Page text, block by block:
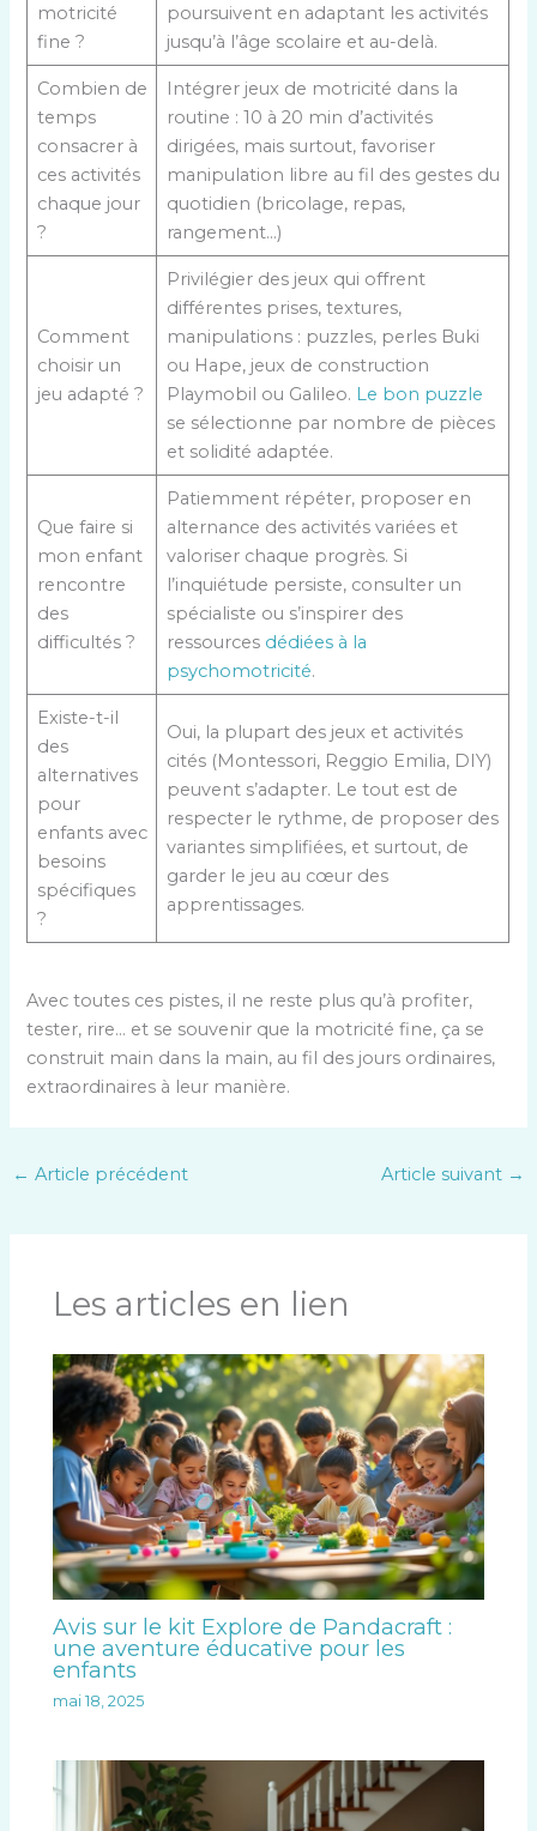
motricité
fine ?
poursuivent en adaptant les activités
jusqu’à l’âge scolaire et au-delà.
Combien de
temps
consacrer à
ces activités
chaque jour
?
Intégrer jeux de motricité dans la
routine : 10 à 20 min d’activités
dirigées, mais surtout, favoriser
manipulation libre au fil des gestes du
quotidien (bricolage, repas,
rangement…)
Comment
choisir un
jeu adapté ?
Privilégier des jeux qui offrent
différentes prises, textures,
manipulations : puzzles, perles Buki
ou Hape, jeux de construction
Playmobil ou Galileo. Le bon puzzle
se sélectionne par nombre de pièces
et solidité adaptée.
Que faire si
mon enfant
rencontre
des
difficultés ?
Patiemment répéter, proposer en
alternance des activités variées et
valoriser chaque progrès. Si
l’inquiétude persiste, consulter un
spécialiste ou s’inspirer des
ressources dédiées à la
psychomotricité.
Existe-t-il
des
alternatives
pour
enfants avec
besoins
spécifiques
?
Oui, la plupart des jeux et activités
cités (Montessori, Reggio Emilia, DIY)
peuvent s’adapter. Le tout est de
respecter le rythme, de proposer des
variantes simplifiées, et surtout, de
garder le jeu au cœur des
apprentissages.
Avec toutes ces pistes, il ne reste plus qu’à profiter,
tester, rire… et se souvenir que la motricité fine, ça se
construit main dans la main, au fil des jours ordinaires,
extraordinaires à leur manière.
← Article précédent Article suivant →
Les articles en lien
Avis sur le kit Explore de Pandacraft :
une aventure éducative pour les
enfants
mai 18, 2025